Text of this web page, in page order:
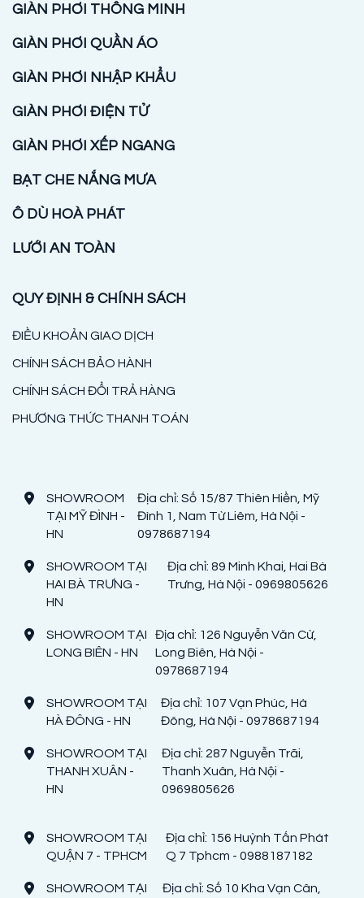
GIÀN PHƠI THÔNG MINH
GIÀN PHƠI QUẦN ÁO
GIÀN PHƠI NHẬP KHẨU
GIÀN PHƠI ĐIỆN TỬ
GIÀN PHƠI XẾP NGANG
BẠT CHE NẮNG MƯA
Ô DÙ HOÀ PHÁT
LƯỚI AN TOÀN
QUY ĐỊNH & CHÍNH SÁCH
ĐIỀU KHOẢN GIAO DỊCH
CHÍNH SÁCH BẢO HÀNH
CHÍNH SÁCH ĐỔI TRẢ HÀNG
PHƯƠNG THỨC THANH TOÁN
SHOWROOM
TẠI MỸ ĐÌNH -
HN
Địa chỉ: Số 15/87 Thiên Hiền, Mỹ
Đình 1, Nam Từ Liêm, Hà Nội -
0978687194
SHOWROOM TẠI
HAI BÀ TRƯNG -
HN
Địa chỉ: 89 Minh Khai, Hai Bà
Trưng, Hà Nội - 0969805626
SHOWROOM TẠI
LONG BIÊN - HN
Địa chỉ: 126 Nguyễn Văn Cừ,
Long Biên, Hà Nội -
0978687194
SHOWROOM TẠI
HÀ ĐÔNG - HN
Địa chỉ: 107 Vạn Phúc, Hà
Đông, Hà Nội - 0978687194
SHOWROOM TẠI
THANH XUÂN -
HN
Địa chỉ: 287 Nguyễn Trãi,
Thanh Xuân, Hà Nội -
0969805626
SHOWROOM TẠI
QUẬN 7 - TPHCM
Địa chỉ: 156 Huỳnh Tấn Phát
Q 7 Tphcm - 0988187182
SHOWROOM TẠI
Địa chỉ: Số 10 Kha Vạn Cân,